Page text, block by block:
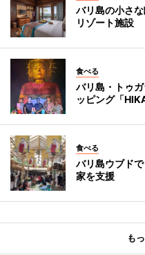
バリ島の小さ
リゾート施設
食べる
バリ島・トゥ
ッピング「
食べる
バリ島ウブド
家を支援
も